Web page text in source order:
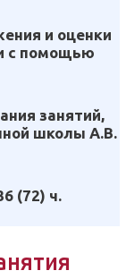
и оценки
с помощью
занятий,
школы А.В.
(72) ч.